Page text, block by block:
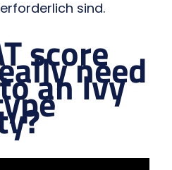
sind.
scoreneed
an Ivy